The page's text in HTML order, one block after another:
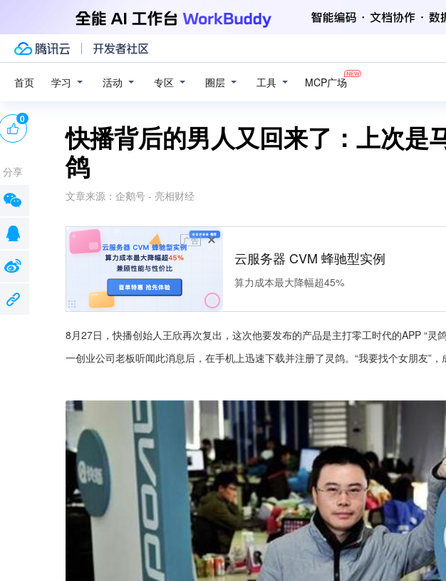
首页 学习 活动 专区 圈层 工具 MCP广场
快播背后的男人又回来了：上次是
鸽
文章来源： 企鹅号 - 亮相财经
广告
云服务器 CVM 蜂驰型实例
算力成本最大降幅超45%
8月27日，快播创始人王欣再次复出，这次他要发布的产品是主打零工时代的APP “灵鸽
一创业公司老板听闻此消息后，在手机上迅速下载并注册了灵鸽。“我要找个女朋友”，
0
分享